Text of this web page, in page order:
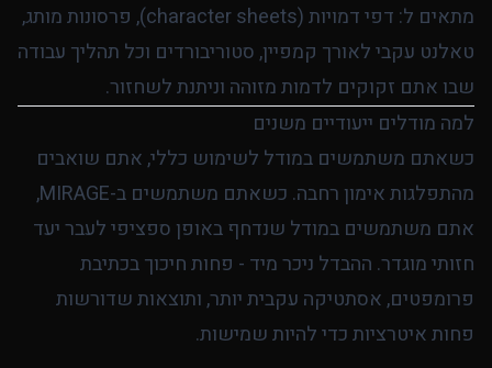
מתאים ל: דפי דמויות (character sheets), פרסונות מותג,
טאלנט עקבי לאורך קמפיין, סטוריבורדים וכל תהליך עבודה
שבו אתם זקוקים לדמות מזוהה וניתנת לשחזור.
למה מודלים ייעודיים משנים
כשאתם משתמשים במודל לשימוש כללי, אתם שואבים
מהתפלגות אימון רחבה. כשאתם משתמשים ב-MIRAGE,
אתם משתמשים במודל שנדחף באופן ספציפי לעבר יעד
חזותי מוגדר. ההבדל ניכר מיד - פחות חיכוך בכתיבת
פרומפטים, אסתטיקה עקבית יותר, ותוצאות שדורשות
פחות איטרציות כדי להיות שמישות.